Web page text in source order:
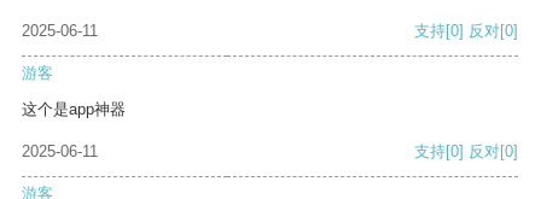
2025-06-11 支持[0] 反对[0]
游客
这个是app神器
2025-06-11 支持[0] 反对[0]
游客